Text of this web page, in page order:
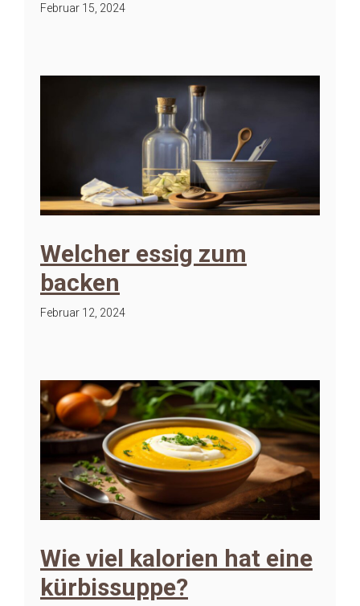
Februar 15, 2024
Welcher essig zum
backen
Februar 12, 2024
Wie viel kalorien hat eine
kürbissuppe?